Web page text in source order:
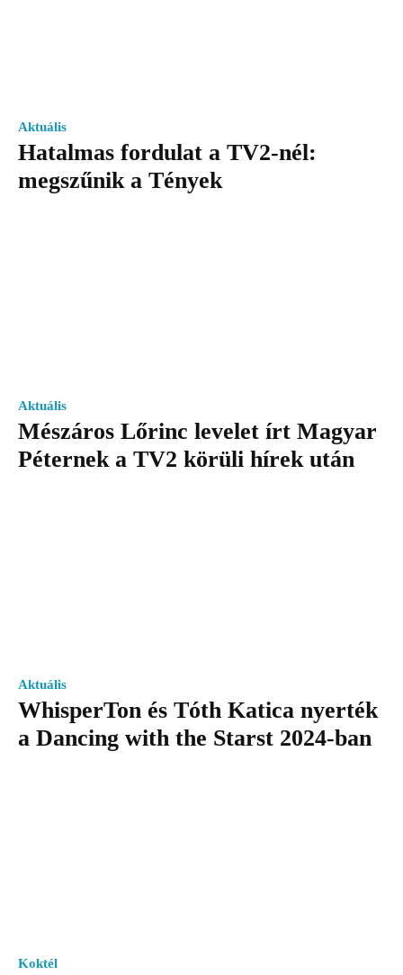
Aktuális
Hatalmas fordulat a TV2-nél:
megszűnik a Tények
Aktuális
Mészáros Lőrinc levelet írt Magyar
Péternek a TV2 körüli hírek után
Aktuális
WhisperTon és Tóth Katica nyerték
a Dancing with the Starst 2024-ban
Koktél